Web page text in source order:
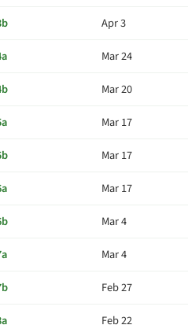
Apr 3
Mar 24
Mar 20
Mar 17
Mar 17
Mar 17
Mar 4
Mar 4
Feb 27
Feb 22